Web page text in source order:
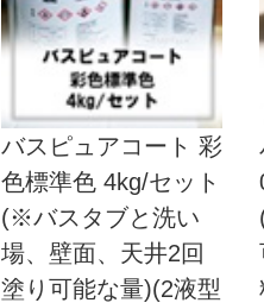
バスピュアコート 彩
色標準色 4kg/セット
(※バスタブと洗い
場、壁面、天井2回
塗り可能な量)(2液型